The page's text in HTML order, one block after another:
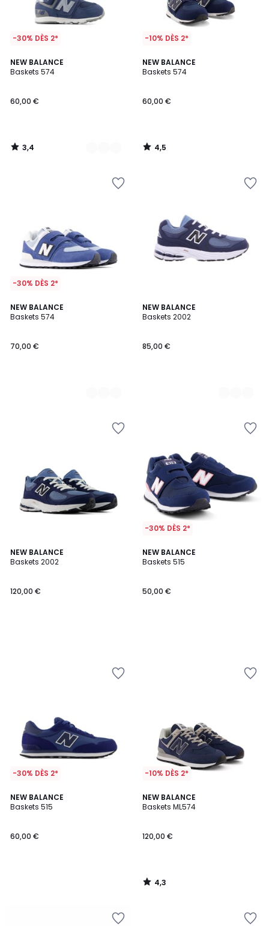
-30% DÈS 2*
NEW BALANCE
Baskets 574
60,00 €
3,4
/ 5
2
Couleurs
3,4
/
-10% DÈS 2*
NEW BALANCE
Baskets 574
60,00 €
4,5
/ 5
4,5
/
-30% DÈS 2*
NEW BALANCE
Baskets 574
70,00 €
2
Couleurs
NEW BALANCE
Baskets 2002
85,00 €
2
Couleurs
NEW BALANCE
Baskets 2002
120,00 €
-30% DÈS 2*
NEW BALANCE
Baskets 515
50,00 €
-30% DÈS 2*
NEW BALANCE
Baskets 515
60,00 €
-10% DÈS 2*
NEW BALANCE
Baskets ML574
120,00 €
4,3
/ 5
4,3
/